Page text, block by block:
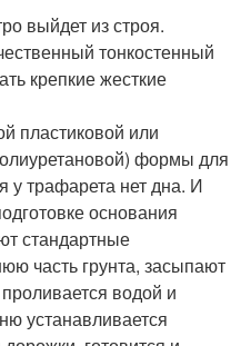
выйдет из строя.
тонкостенный
крепкие жесткие
пластиковой или
формы для
у трафарета нет дна. И
основания
стандартные
часть грунта, засыпают
водой и
устанавливается